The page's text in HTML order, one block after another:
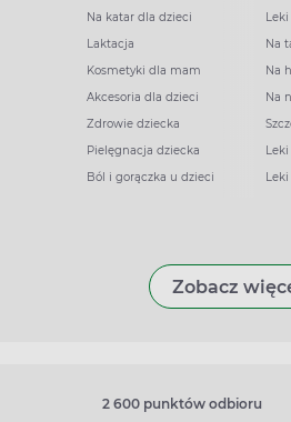
Na katar dla dzieci
Laktacja
Kosmetyki dla mam
Akcesoria dla dzieci
Zdrowie dziecka
Pielęgnacja dziecka
Ból i gorączka u dzieci
Na
Na
Na
Zobacz
2 600 punktów odbioru